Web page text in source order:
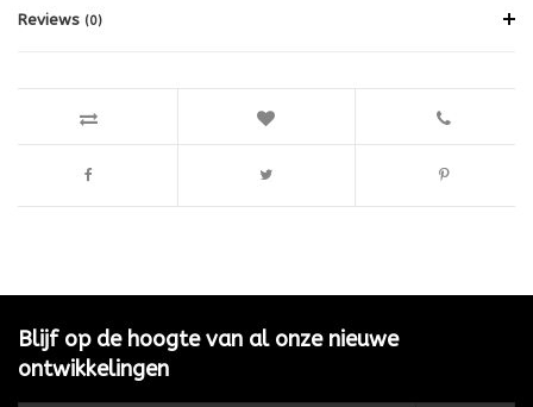
Reviews (0)
Blijf op de hoogte van al onze nieuwe
ontwikkelingen